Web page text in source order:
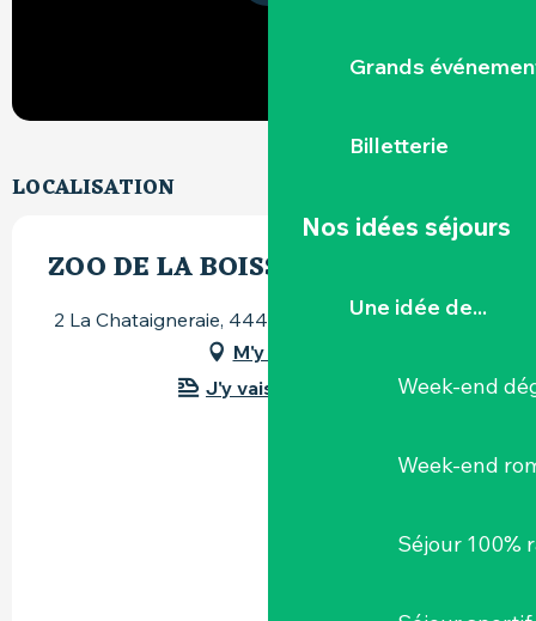
Grands
Billetterie
Nos idées séjours
Une idée de...
Week-end
Week-end
Séjour 100%
LOCALISATION
ZOO DE LA BOISSIÈRE-DU-DORÉ
2 La Chataigneraie, 44430 La Boissière-du-Doré
M'y rendre
J'y vais en train !